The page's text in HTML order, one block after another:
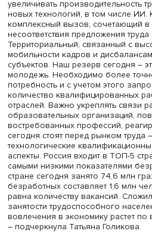
Центральной темой
трендов обновленного
российской экономики на
«Перед рынком труда сегодня
вызовов. Демографический,
увеличивать
новых технологий, в том
комплексный вызов,
несоответствия предложения
Территориальный, связанный
мобильности кадров и
субъектов. Наш резерв
молодежь. Необходимо более
потребность и с учетом этого
количество
отраслей. Важно укреплять
образовательных
востребованных профессий,